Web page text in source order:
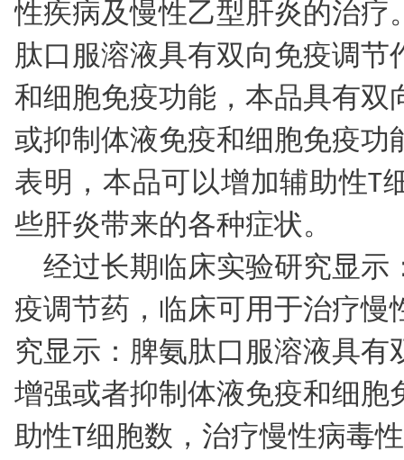
性疾病及慢性乙型肝炎的治疗
肽口服溶液具有双向免疫调节
和细胞免疫功能，本品具有双
或抑制体液免疫和细胞免疫功
表明，本品可以增加辅助性T
些肝炎带来的各种症状。
经过长期临床实验研究显示
疫调节药，临床可用于治疗慢
究显示：脾氨肽口服溶液具有
增强或者抑制体液免疫和细胞
助性T细胞数，治疗慢性病毒